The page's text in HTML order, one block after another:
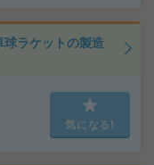
ラケットの製造
気になる!